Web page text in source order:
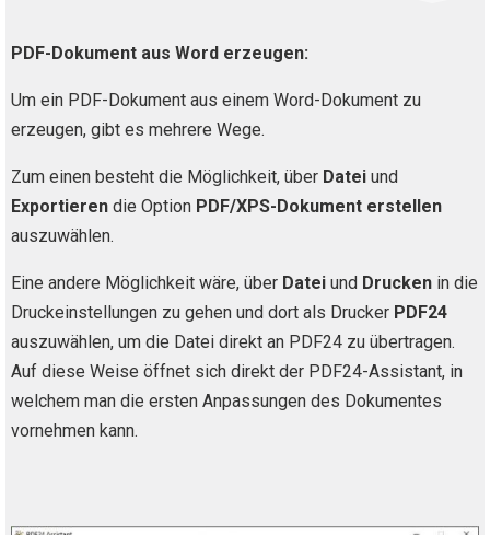
PDF-Dokument aus Word erzeugen:
Um ein PDF-Dokument aus einem Word-Dokument zu
erzeugen, gibt es mehrere Wege.
Zum einen besteht die Möglichkeit, über Datei und
Exportieren die Option PDF/XPS-Dokument erstellen
auszuwählen.
Eine andere Möglichkeit wäre, über Datei und Drucken in die
Druckeinstellungen zu gehen und dort als Drucker PDF24
auszuwählen, um die Datei direkt an PDF24 zu übertragen.
Auf diese Weise öffnet sich direkt der PDF24-Assistant, in
welchem man die ersten Anpassungen des Dokumentes
vornehmen kann.